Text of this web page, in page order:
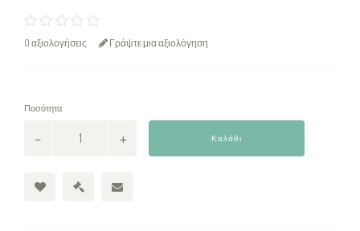
0 αξιολογήσεις Γράψτε μια αξιολόγηση
Ποσότητα
Καλάθι